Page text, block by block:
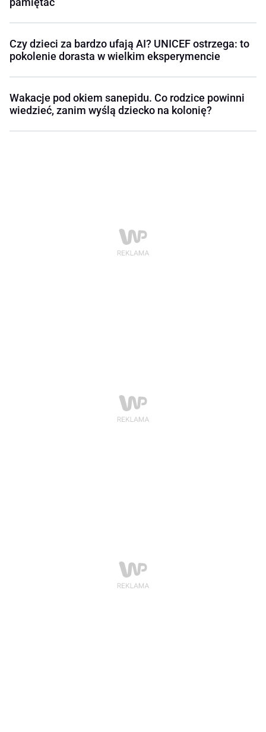
Czy dzieci za bardzo ufają AI? UNICEF ostrzega: to
pokolenie dorasta w wielkim eksperymencie
Wakacje pod okiem sanepidu. Co rodzice powinni
wiedzieć, zanim wyślą dziecko na kolonię?